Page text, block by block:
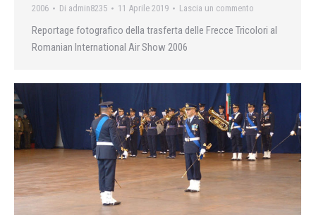
2006 Di admin8235 11 Aprile 2019 Lascia un commento
Reportage fotografico della trasferta delle Frecce Tricolori al
Romanian International Air Show 2006